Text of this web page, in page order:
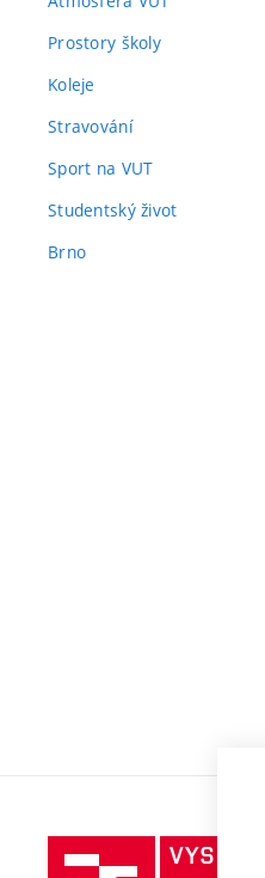
Prostory školy
Koleje
Stravování
Sport na VUT
Studentský život
Brno